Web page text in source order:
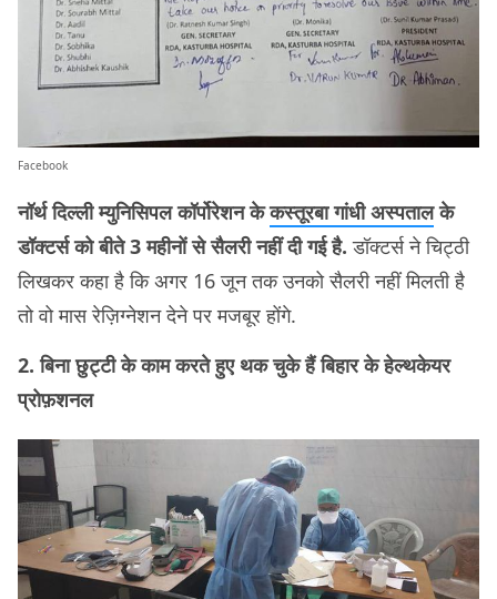
Facebook
नॉर्थ दिल्ली म्युनिसिपल कॉर्पोरेशन केकस्तूरबा गांधी अस्पतालके
डॉक्टर्स को बीते 3 महीनों से सैलरी नहीं दी गई है.डॉक्टर्स ने चिट्ठी
लिखकर कहा है कि अगर 16 जून तक उनको सैलरी नहीं मिलती है
तो वो मास रेज़िग्नेशन देने पर मजबूर होंगे.
2. बिना छुट्टी के काम करते हुए थक चुके हैं बिहार के हेल्थकेयर
प्रोफ़शनल